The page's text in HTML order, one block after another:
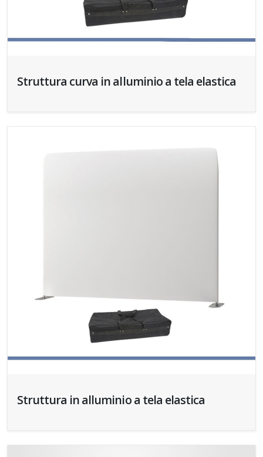
Struttura curva in alluminio a tela elastica
Struttura in alluminio a tela elastica